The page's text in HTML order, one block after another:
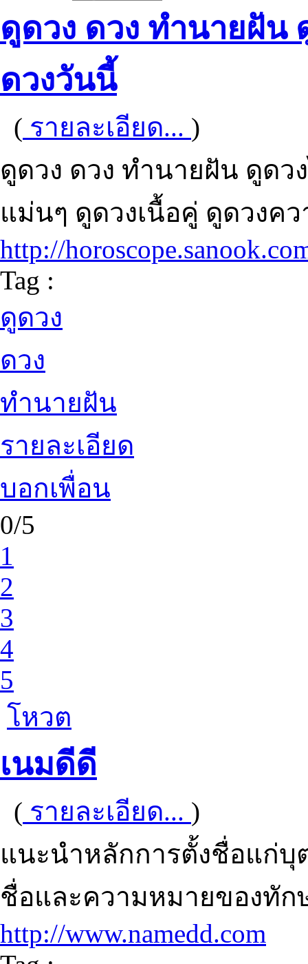
ดูดวง ดวง ทำนายฝัน
ดวงวันนี้
( รายละเอียด... )
ดูดวง ดวง ทำนายฝัน ดูดว
แม่นๆ ดูดวงเนื้อคู่ ดูดวงค
http://
Tag :
ดูดวง
ดวง
ทำนายฝัน
รายละเอียด
บอกเพื่อน
0/5
1
2
3
4
5
โหวต
เนมดีดี
( รายละเอียด... )
แนะนำหลักการตั้งชื่อแก่บุ
ชื่อและความหมายของทั
http://www.namedd.com